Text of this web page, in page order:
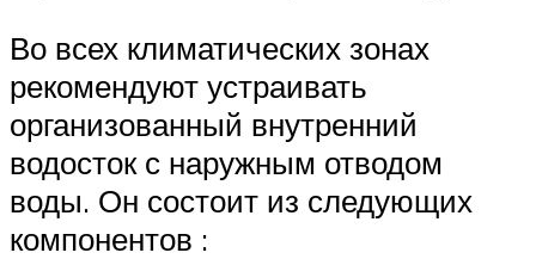
Во всех климатических зонах
рекомендуют устраивать
организованный внутренний
водосток с наружным отводом
воды. Он состоит из следующих
компонентов :